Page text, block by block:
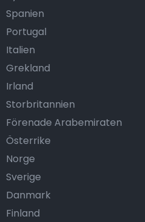
Spanien
Portugal
Italien
Grekland
Irland
Storbritannien
Förenade Arabemiraten
Österrike
Norge
Sverige
Danmark
Finland